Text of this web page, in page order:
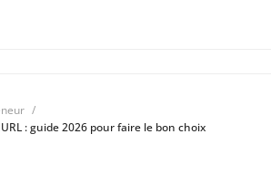
: guide 2026 pour faire le bon choix